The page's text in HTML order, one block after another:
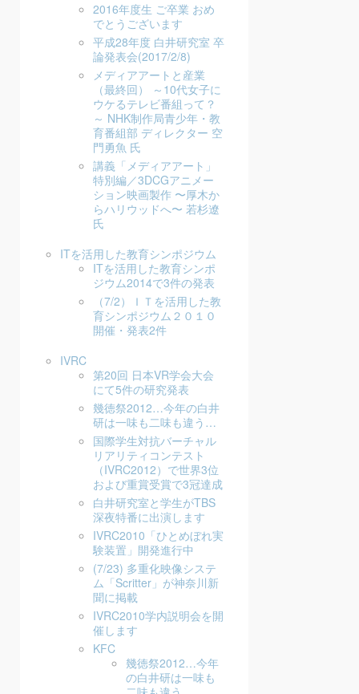
2016年度生 ご卒業 おめ
でとうございます
平成28年度 白井研究室 卒
論発表会(2017/2/8)
メディアアートと産業
（最終回） ～10代女子に
ウケるテレビ番組って？
～ NHK制作局青少年・教
育番組部 ディレクター 空
門勇魚 氏
講義「メディアアート」
特別編／3DCGアニメー
ション映画製作 〜厚木か
らハリウッドへ〜 若杉遼
氏
ITを活用した教育シンポジウム
ITを活用した教育シンポ
ジウム2014で3件の発表
（7/2）ＩＴを活用した教
育シンポジウム２０１０
開催・発表2件
IVRC
第20回 日本VR学会大会
にて5件の研究発表
幾徳祭2012…今年の白井
研は一味も二味も違う…
国際学生対抗バーチャル
リアリティコンテスト
（IVRC2012）で世界3位
および重賞受賞で3冠達成
白井研究室と学生がTBS
深夜特番に出演します
IVRC2010「ひとめぼれ実
験装置」開発進行中
(7/23) 多重化映像システ
ム「Scritter」が神奈川新
聞に掲載
IVRC2010学内説明会を開
催します
KFC
幾徳祭2012…今年
の白井研は一味も